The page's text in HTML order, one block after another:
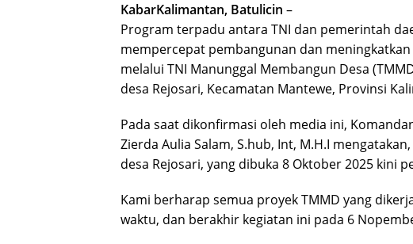
KabarKalimantan, Batulicin –
Program terpadu antara TNI dan pemerintah
mempercepat pembangunan dan
melalui TNI Manunggal Membangun Desa
desa Rejosari, Kecamatan Mantewe, Provinsi
Pada saat dikonfirmasi oleh media ini,
Zierda Aulia Salam, S.hub, Int, M.H.I
desa Rejosari, yang dibuka 8 Oktober 2025 kini
Kami berharap semua proyek TMMD yang
waktu, dan berakhir kegiatan ini pada 6